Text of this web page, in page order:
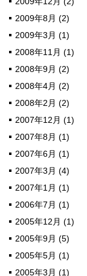
2009年8月 (2)
2009年3月 (1)
2008年11月 (1)
2008年9月 (2)
2008年4月 (2)
2008年2月 (2)
2007年12月 (1)
2007年8月 (1)
2007年6月 (1)
2007年3月 (4)
2007年1月 (1)
2006年7月 (1)
2005年12月 (1)
2005年9月 (5)
2005年5月 (1)
2005年3月 (1)